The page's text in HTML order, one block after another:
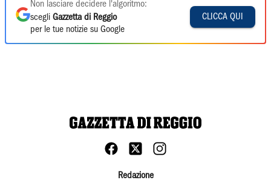
Non lasciare decidere l'algoritmo:
scegli Gazzetta di Reggio
per le tue notizie su Google
CLICCA QUI
Redazione